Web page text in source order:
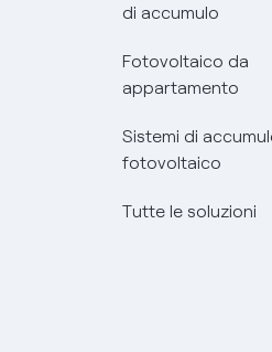
di accumulo
Fotovoltaico da
appartamento
Sistemi di
fotovoltaico
Tutte le soluzioni